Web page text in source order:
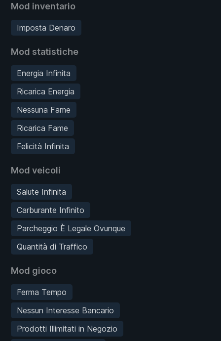
Mod inventario
Imposta Denaro
Mod statistiche
Energia Infinita
Ricarica Energia
Nessuna Fame
Ricarica Fame
Felicità Infinita
Mod veicoli
Salute Infinita
Carburante Infinito
Parcheggio È Legale Ovunque
Quantità di Traffico
Mod gioco
Ferma Tempo
Nessun Interesse Bancario
Prodotti Illimitati in Negozio